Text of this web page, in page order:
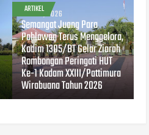
ARTIKEL
AUG 07, 2026
Semangat Juang Para
Pahlawan Terus Menggelora,
Kodim 1305/BT Gelar Ziarah
Rombongan Peringati HUT
Ke-1 Kodam XXIII/Pattimura
Wirabuana Tahun 2026